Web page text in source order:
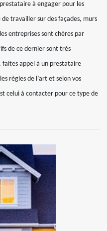
à engager pour les
travailler sur des façades, murs
entreprises sont chères par
de ce dernier sont très
faites appel à un prestataire
règles de l’art et selon vos
celui à contacter pour ce type de